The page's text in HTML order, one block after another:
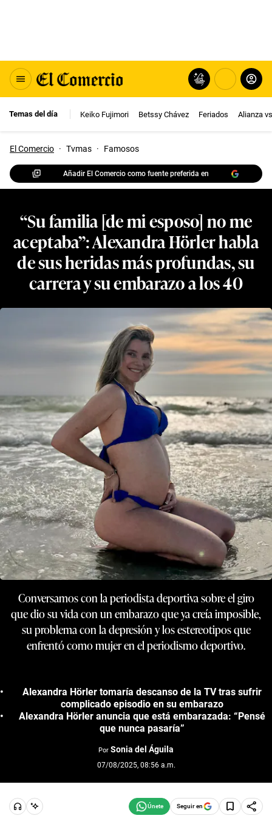
Temas del día Keiko Fujimori Betssy Chávez Feriados Alianza
El Comercio · Tvmas · Famosos
Añadir El Comercio como fuente preferida en
“Su familia [de mi esposo] no me
aceptaba”: Alexandra Hörler habla
de sus heridas más profundas, su
carrera y su embarazo a los 40
Conversamos con la periodista deportiva sobre el giro
que dio su vida con un embarazo que ya creía imposible,
su problema con la depresión y los estereotipos que
enfrentó como mujer en el periodismo deportivo.
Alexandra Hörler tomaría descanso de la TV tras sufrir
complicado episodio en su embarazo
Alexandra Hörler anuncia que está embarazada: “Pensé
que nunca pasaría”
Por Sonia del Águila
07/08/2025, 08:56 a.m.
Seguir en